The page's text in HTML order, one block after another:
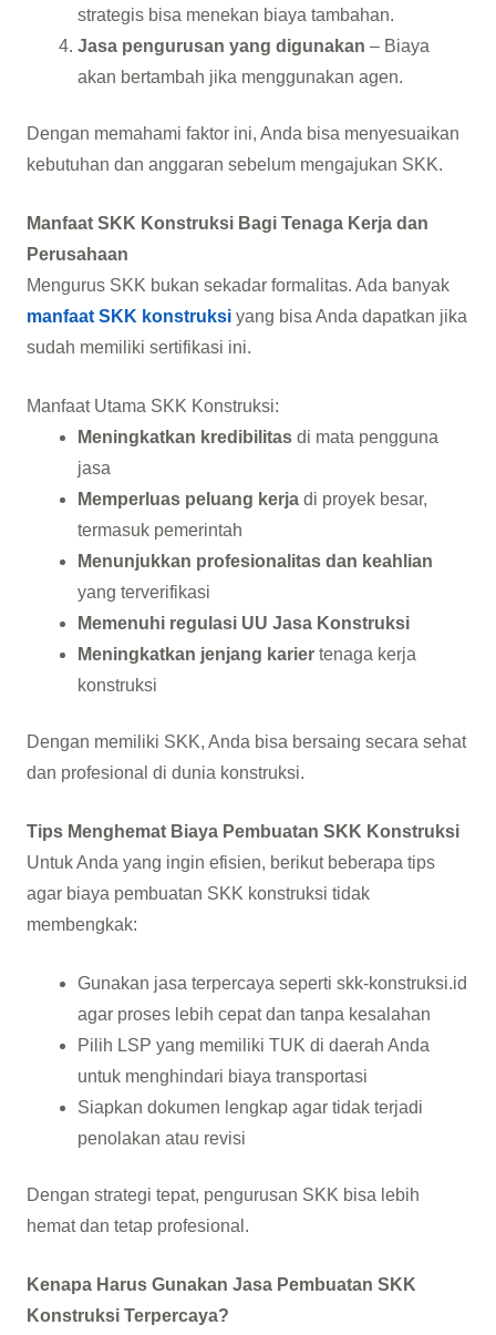
strategis bisa menekan biaya tambahan.
Jasa pengurusan yang digunakan – Biaya
akan bertambah jika menggunakan agen.
Dengan memahami faktor ini, Anda bisa menyesuaikan
kebutuhan dan anggaran sebelum mengajukan SKK.
Manfaat SKK Konstruksi Bagi Tenaga Kerja dan
Perusahaan
Mengurus SKK bukan sekadar formalitas. Ada banyak
manfaat SKK konstruksiyang bisa Anda dapatkan jika
sudah memiliki sertifikasi ini.
Manfaat Utama SKK Konstruksi:
Meningkatkan kredibilitas di mata pengguna
jasa
Memperluas peluang kerja di proyek besar,
termasuk pemerintah
Menunjukkan profesionalitas dan keahlian
yang terverifikasi
Memenuhi regulasi UU Jasa Konstruksi
Meningkatkan jenjang karier tenaga kerja
konstruksi
Dengan memiliki SKK, Anda bisa bersaing secara sehat
dan profesional di dunia konstruksi.
Tips Menghemat Biaya Pembuatan SKK Konstruksi
Untuk Anda yang ingin efisien, berikut beberapa tips
agar biaya pembuatan SKK konstruksi tidak
membengkak:
Gunakan jasa terpercaya seperti skk-konstruksi.id
agar proses lebih cepat dan tanpa kesalahan
Pilih LSP yang memiliki TUK di daerah Anda
untuk menghindari biaya transportasi
Siapkan dokumen lengkap agar tidak terjadi
penolakan atau revisi
Dengan strategi tepat, pengurusan SKK bisa lebih
hemat dan tetap profesional.
Kenapa Harus Gunakan Jasa Pembuatan SKK
Konstruksi Terpercaya?